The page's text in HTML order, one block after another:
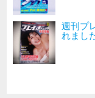
週刊プ
れまし